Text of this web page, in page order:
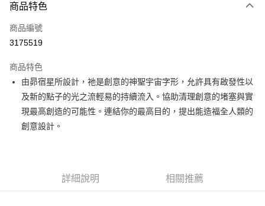
信用卡一次付款
超商取貨付款
Apple Pay
街口支付
悠遊付
商品特色
商品編號
3175519
商品特色
由昴宿星所設計，祂是創意的神聖宇宙字形，允許具有啟發性以
及新的點子的光之流輕易的持續流入。協助清理創意的堵塞與實
現最高創造的可能性。連結你的最高目的，提出能造福全人類的
創意設計。
詳細說明 相關推薦